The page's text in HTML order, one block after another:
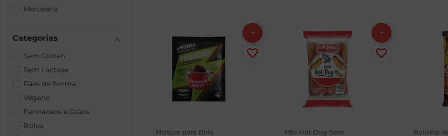
Mercearia
Sem Glúten
Sem Lactose
Pães de Forma
Vegano
Farináceos e Grãos
Bolos
Mistura para Bolo
Pão Hot Dog Sem
Bolinho